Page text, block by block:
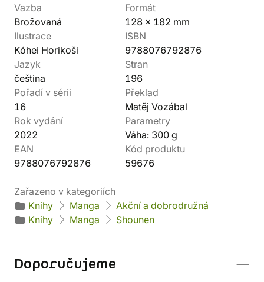
Vazba
Brožovaná
Formát
128 x 182 mm
Ilustrace
Kóhei Horikoši
ISBN
9788076792876
Jazyk
čeština
Stran
196
Pořadí v sérii
16
Překlad
Matěj Vozábal
Rok vydání
2022
Parametry
Váha: 300 g
EAN
9788076792876
Kód produktu
59676
Zařazeno v kategoriích
Knihy
Manga
Akční a dobrodružná
Knihy
Manga Shounen
Doporučujeme